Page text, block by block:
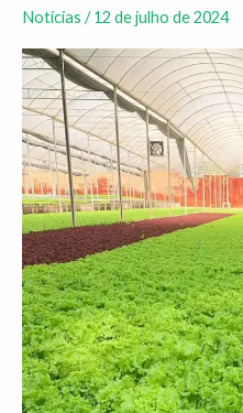
Notícias /12 de julho de 2024
visita
a
empresa
associada
Verdureira
em
São
Roque,
SP
🌱
🚜